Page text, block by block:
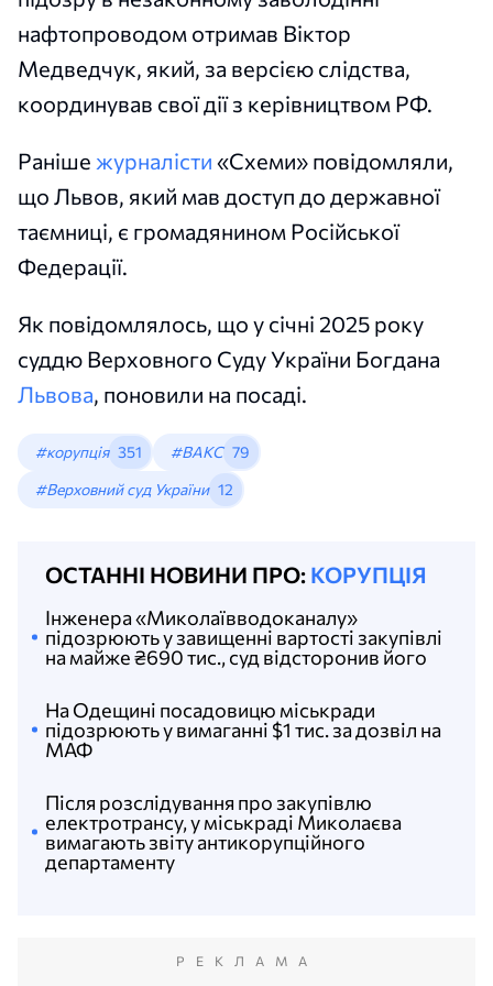
нафтопроводом отримав Віктор
Медведчук, який, за версією слідства,
координував свої дії з керівництвом РФ.
Раніше журналісти «Схеми» повідомляли,
що Львов, який мав доступ до державної
таємниці, є громадянином Російської
Федерації.
Як повідомлялось, що у січні 2025 року
суддю Верховного Суду України Богдана
Львова, поновили на посаді.
#корупція 351 #ВАКС 79
#Верховний суд України 12
ОСТАННІ НОВИНИ ПРО: КОРУПЦІЯ
Після розслідування про закупівлю
електротрансу, у міськраді Миколаєва
вимагають звіту антикорупційного
департаменту
На Одещині посадовицю міськради
підозрюють у вимаганні $1 тис. за дозвіл на
МАФ
Інженера «Миколаївводоканалу»
підозрюють у завищенні вартості закупівлі
на майже ₴690 тис., суд відсторонив його
РЕКЛАМА